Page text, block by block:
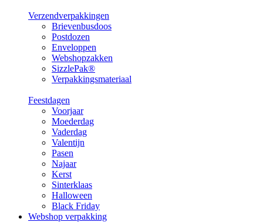
Verzendverpakkingen
Brievenbusdoos
Postdozen
Enveloppen
Webshopzakken
SizzlePak®
Verpakkingsmateriaal
Feestdagen
Voorjaar
Moederdag
Vaderdag
Valentijn
Pasen
Najaar
Kerst
Sinterklaas
Halloween
Black Friday
Webshop verpakking